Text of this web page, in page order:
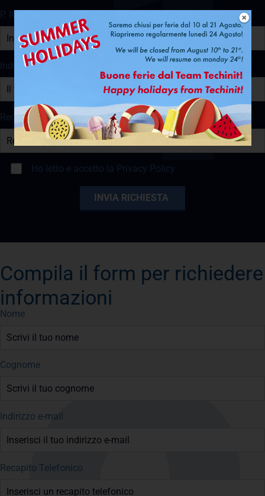
P. Iva
Indirizzo e-mail
Recapito Telefonico
Ho letto e accetto la Privacy Policy
Compila il form per richiedere
informazioni
Nome
Cognome
Indirizzo e-mail
Recapito Telefonico